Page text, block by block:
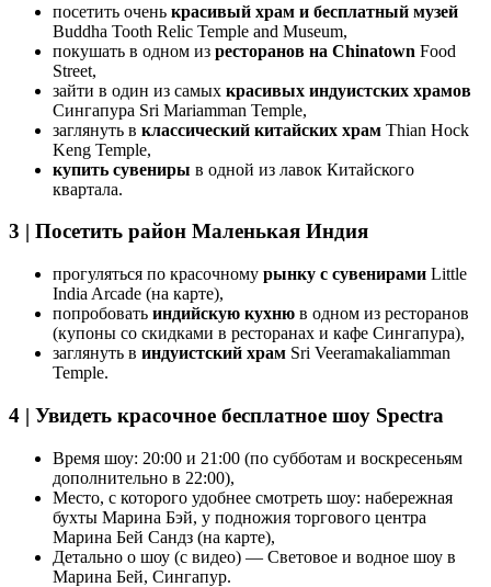
посетить очень красивый храм и бесплатный музей
Buddha Tooth Relic Temple and Museum,
покушать в одном из ресторанов на Chinatown Food
Street,
зайти в один из самых красивых индуистских храмов
Сингапура Sri Mariamman Temple,
заглянуть в классический китайских храм Thian Hock
Keng Temple,
купить сувениры в одной из лавок Китайского
квартала.
3 | Посетить район Маленькая Индия
прогуляться по красочному рынку с сувенирами Little
India Arcade (на карте),
попробовать индийскую кухню в одном из ресторанов
(купоны со скидками в ресторанах и кафе Сингапура),
заглянуть в индуистский храм Sri Veeramakaliamman
Temple.
4 | Увидеть красочное бесплатное шоу Spectra
Время шоу: 20:00 и 21:00 (по субботам и воскресеньям
дополнительно в 22:00),
Место, с которого удобнее смотреть шоу: набережная
бухты Марина Бэй, у подножия торгового центра
Марина Бей Сандз (на карте),
Детально о шоу (с видео) — Световое и водное шоу в
Марина Бей, Сингапур.